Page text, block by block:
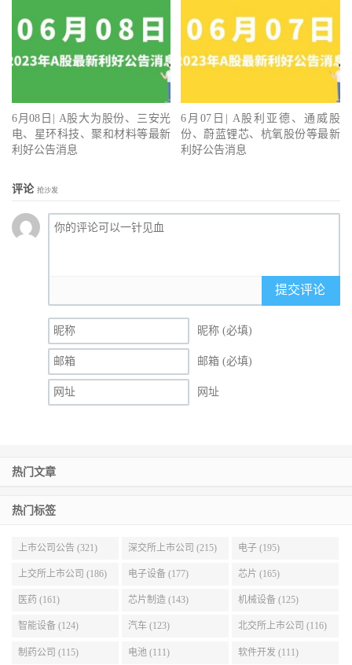
6月08日| A股大为股份、三安光
电、星环科技、聚和材料等最新
利好公告消息
6月07日| A股利亚德、通威股
份、蔚蓝锂芯、杭氧股份等最新
利好公告消息
评论 抢沙发
提交评论
昵称 (必填)
邮箱 (必填)
网址
热门文章
热门标签
上市公司公告 (321) 深交所上市公司 (215) 电子 (195)
上交所上市公司 (186) 电子设备 (177) 芯片 (165)
医药 (161) 芯片制造 (143) 机械设备 (125)
智能设备 (124) 汽车 (123) 北交所上市公司 (116)
制药公司 (115) 电池 (111) 软件开发 (111)